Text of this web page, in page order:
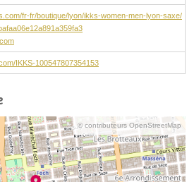
fr-fr/boutique/lyon/ikks-women-men-lyon-saxe/
IKKS-100547807354153
© contributeurs OpenStreetMap